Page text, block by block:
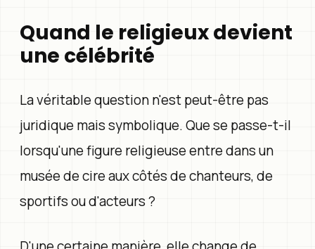
Quand le religieux devient
une célébrité
La véritable question n'est peut-être pas
juridique mais symbolique. Que se passe-t-il
lorsqu'une figure religieuse entre dans un
musée de cire aux côtés de chanteurs, de
sportifs ou d'acteurs ?